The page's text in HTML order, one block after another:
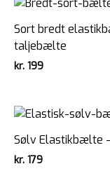
Sort bredt
taljebælte
kr. 199
Sølv Elastikbælte
kr. 179